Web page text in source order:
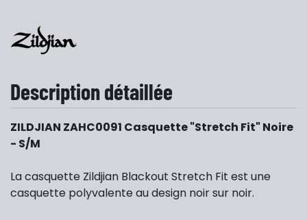
Description détaillée
ZILDJIAN ZAHC0091 Casquette "Stretch Fit" Noire
- S/M
La casquette Zildjian Blackout Stretch Fit est une
casquette polyvalente au design noir sur noir.